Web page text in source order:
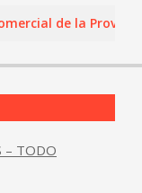
de la Provincia,
– TODO